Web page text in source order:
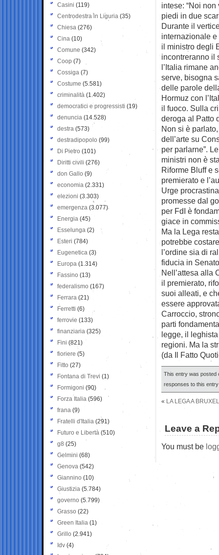
intese: “Noi
piedi in due
Durante il
internazionale
il ministro degli
incontreranno il
l’Italia rimane
serve, bisogna
delle parole
Hormuz con
il fuoco. Sulla
deroga al Patto
Non si è
dell’arte su
per parlarne”.
ministri non è
Riforme Bluff e
premierato e
Urge
promesse dal
per FdI è
giace in
Ma la Lega
potrebbe
l’ordine sia di
fiducia in
Nell’attesa alla
il premierato,
suoi alleati, e
essere
Carroccio,
parti
legge, il
regioni. Ma la
(da Il Fatto
This entry was posted
responses to this
« LA LEGA A
Leave a
You must be
Casini (119)
Centrodestra in Liguria (35)
Chiesa (276)
Cina (10)
Comune (342)
Coop (7)
Cossiga (7)
Costume (5.581)
criminalità (1.402)
democratici e progressisti (19)
denuncia (14.528)
destra (573)
destradipopolo (99)
Di Pietro (101)
Diritti civili (276)
don Gallo (9)
economia (2.331)
elezioni (3.303)
emergenza (3.077)
Energia (45)
Esselunga (2)
Esteri (784)
Eugenetica (3)
Europa (1.314)
Fassino (13)
federalismo (167)
Ferrara (21)
Ferretti (6)
ferrovie (133)
finanziaria (325)
Fini (821)
fioriere (5)
Fitto (27)
Fontana di Trevi (1)
Formigoni (90)
Forza Italia (596)
frana (9)
Fratelli d'Italia (291)
Futuro e Libertà (510)
g8 (25)
Gelmini (68)
Genova (542)
Giannino (10)
Giustizia (5.784)
governo (5.799)
Grasso (22)
Green Italia (1)
Grillo (2.941)
Idv (4)